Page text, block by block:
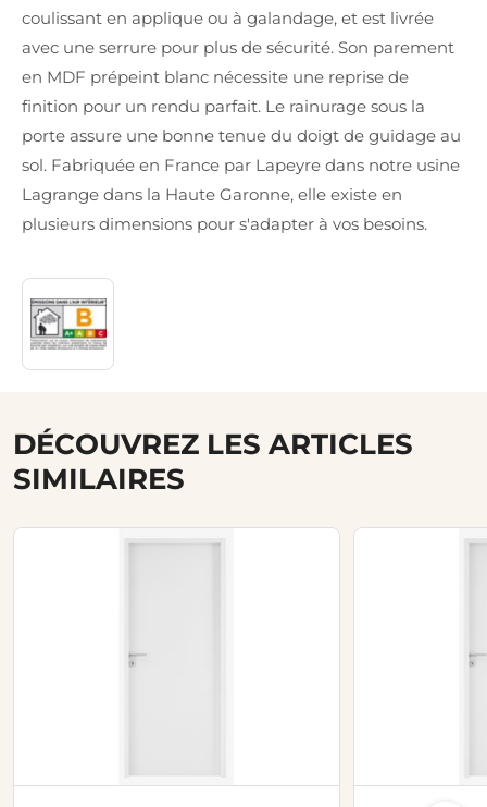
coulissant en applique ou à galandage, et est livrée
avec une serrure pour plus de sécurité. Son parement
en MDF prépeint blanc nécessite une reprise de
finition pour un rendu parfait. Le rainurage sous la
porte assure une bonne tenue du doigt de guidage au
sol. Fabriquée en France par Lapeyre dans notre usine
Lagrange dans la Haute Garonne, elle existe en
plusieurs dimensions pour s'adapter à vos besoins.
DÉCOUVREZ LES ARTICLES
SIMILAIRES